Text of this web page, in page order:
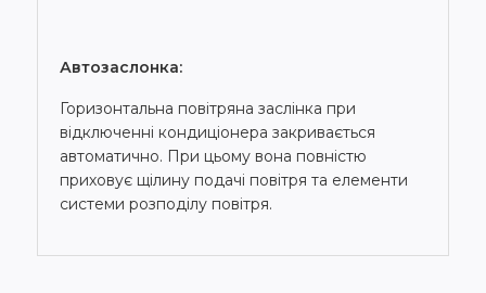
Автозаслонка:
Горизонтальна повітряна заслінка при
відключенні кондиціонера закривається
автоматично. При цьому вона повністю
приховує щілину подачі повітря та елементи
системи розподілу повітря.